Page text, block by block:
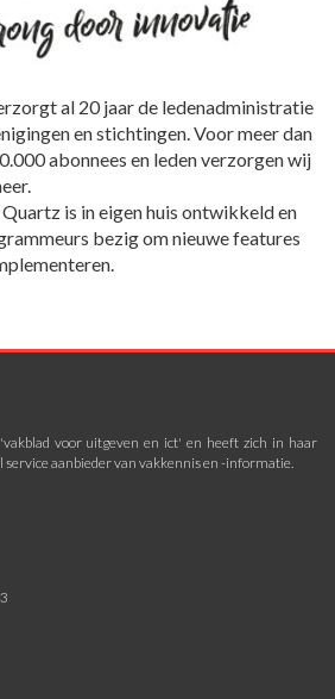
al 20 jaar de ledenadministratie
en stichtingen. Voor meer dan
abonnees en leden verzorgen wij
is in eigen huis ontwikkeld en
bezig om nieuwe features
voor uitgeven en ict' en heeft zich in haar
aanbieder van vakkennis en -informatie.